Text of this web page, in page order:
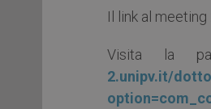
Il link al
Visita la
2.unipv.it/